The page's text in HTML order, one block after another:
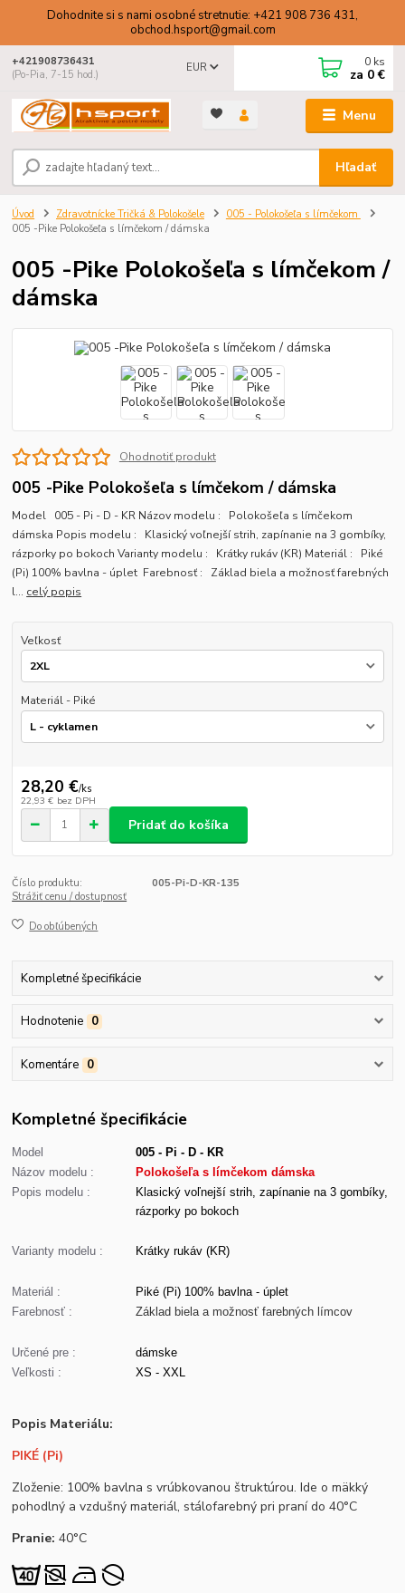
Dohodnite si s nami osobné stretnutie: +421 908 736 431,
obchod.hsport@gmail.com
Menu
EUR
Hľadať
+421908736431
(Po-Pia, 7-15 hod.)
0 ks
za 0 €
Úvod Zdravotnícke Tričká & Polokošele
005 - Polokošeľa s límčekom
005 -Pike Polokošeľa s límčekom / dámska
005 -Pike Polokošeľa s límčekom /
dámska
Ohodnotiť produkt
005 -Pike Polokošeľa s límčekom / dámska
Model 005 - Pi - D - KR Názov modelu : Polokošeľa s límčekom
dámska Popis modelu : Klasický voľnejší strih, zapínanie na 3 gombíky,
rázporky po bokoch Varianty modelu : Krátky rukáv (KR) Materiál : Piké
(Pi) 100% bavlna - úplet Farebnosť : Základ biela a možnosť farebných
l... celý popis
Veľkosť
Materiál - Piké
28,20 €/ks
22,93 € bez DPH
Pridať do košíka
Číslo produktu:
005-Pi-D-KR-135
Strážiť cenu / dostupnosť
Do obľúbených
Kompletné špecifikácie
Hodnotenie 0
Komentáre 0
Kompletné špecifikácie
Model
005 - Pi - D - KR
Názov modelu :
Polokošeľa s límčekom dámska
Popis modelu :
Klasický voľnejší strih, zapínanie na 3 gombíky,
rázporky po bokoch
Varianty modelu : Krátky rukáv (KR)
Materiál :
Piké (Pi) 100% bavlna - úplet
Farebnosť :
Základ biela a možnosť farebných límcov
Určené pre :
dámske
Veľkosti :
XS - XXL
Popis Materiálu:
PIKÉ (Pi)
Zloženie: 100% bavlna s vrúbkovanou štruktúrou. Ide o mäkký
pohodlný a vzdušný materiál, stálofarebný pri praní do 40°C
Pranie:40°C